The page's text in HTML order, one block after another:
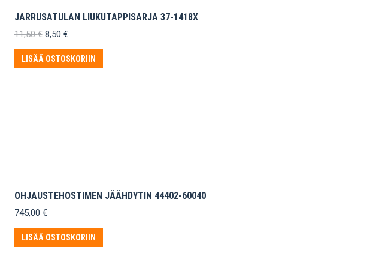
JARRUSATULAN LIUKUTAPPISARJA 37-1418X
11,50€ Alkuperäinen
oli:
11,50 €.
8,50 €Nykyinen
on:
8,50 €.
LISÄÄ OSTOSKORIIN
OHJAUSTEHOSTIMEN JÄÄHDYTIN 44402-60040
745,00 €
LISÄÄ OSTOSKORIIN